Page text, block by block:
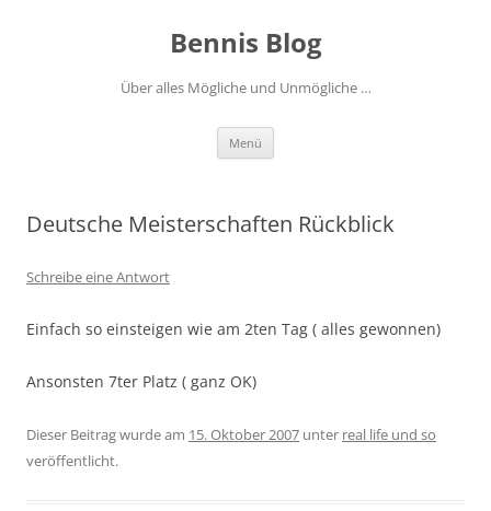
Bennis Blog
Über alles Mögliche und Unmögliche …
Menü
Deutsche Meisterschaften Rückblick
Schreibe eine Antwort
Einfach so einsteigen wie am 2ten Tag ( alles gewonnen)
Ansonsten 7ter Platz ( ganz OK)
Dieser Beitrag wurde am 15. Oktober 2007 unter real life und so
veröffentlicht.